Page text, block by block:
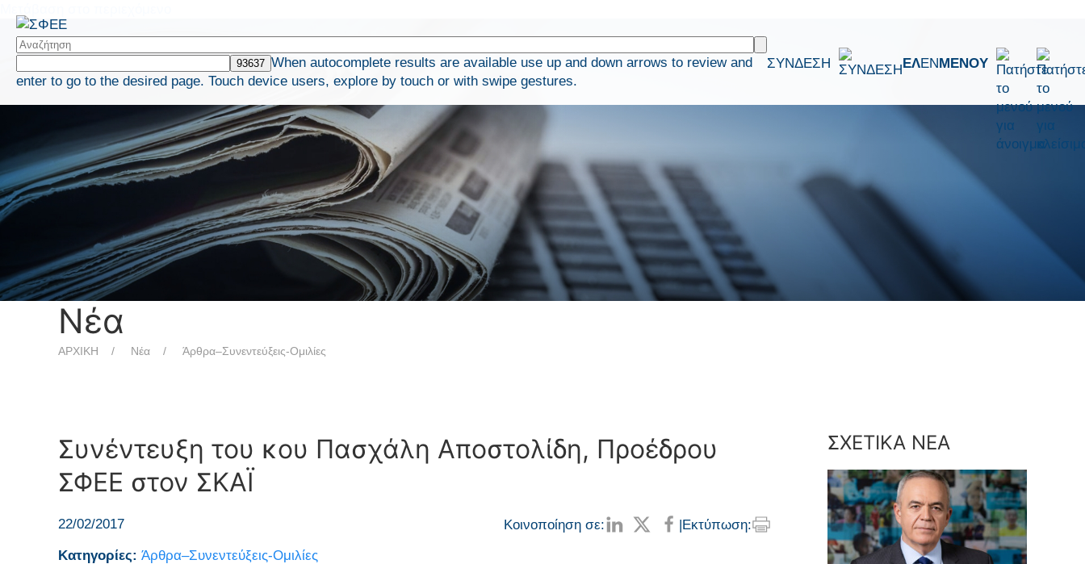
When autocomplete results are available use up and down arrows to review and
enter to go to the desired page. Touch device users, explore by touch or with swipe gestures.
ΣΥΝΔΕΣΗ ΕΛEN ΜΕΝΟΥ
Νέα
ΑΡΧΙΚΗ Νέα Άρθρα–Συνεντεύξεις-Ομιλίες
Συνέντευξη του κου Πασχάλη Αποστολίδη, Προέδρου
ΣΦΕΕ στον ΣΚΑΪ
22/02/2017 Κοινοποίηση σε: |Εκτύπωση:
Κατηγορίες: Άρθρα–Συνεντεύξεις-Ομιλίες
ΣΧΕΤΙΚΑ ΝΕΑ